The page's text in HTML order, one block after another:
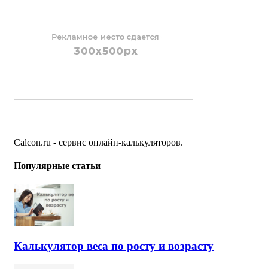
Calcon.ru - сервис онлайн-калькуляторов.
Популярные статьи
Калькулятор веса по росту и возрасту